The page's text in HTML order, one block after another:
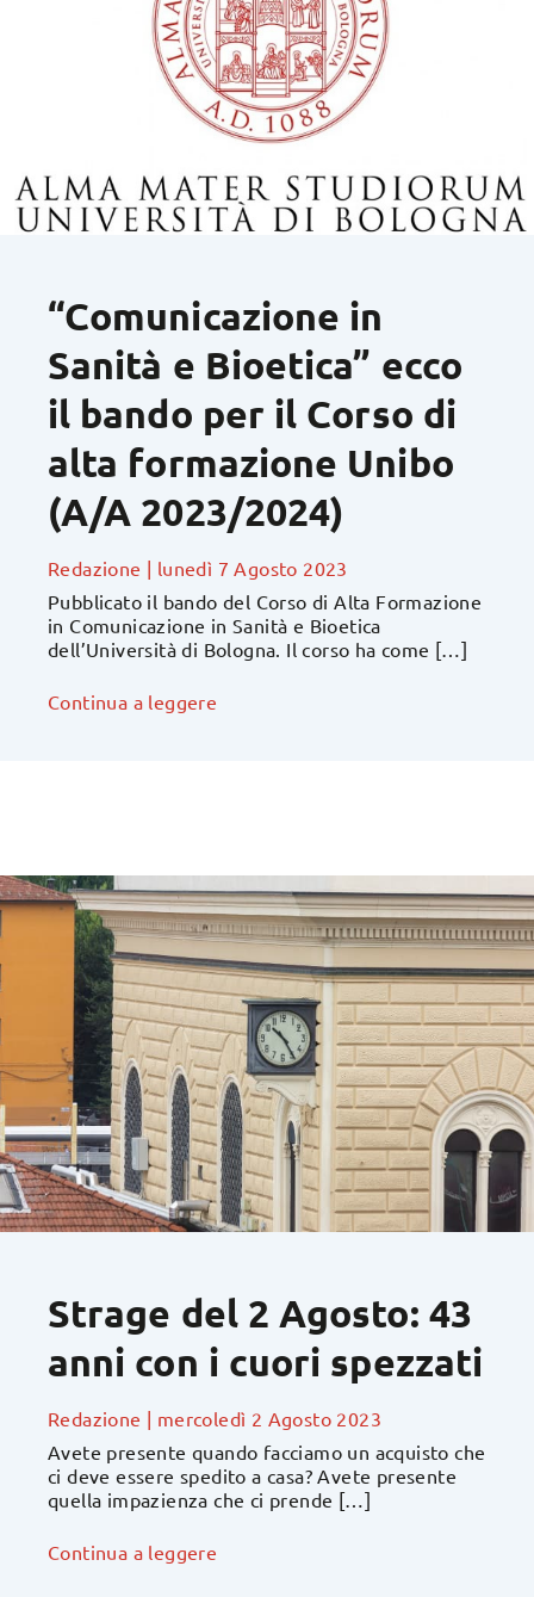
“Comunicazione in
Sanità e Bioetica” ecco
il bando per il Corso di
alta formazione Unibo
(A/A 2023/2024)
Redazione | lunedì 7 Agosto 2023
Pubblicato il bando del Corso di Alta Formazione
in Comunicazione in Sanità e Bioetica
dell’Università di Bologna. Il corso ha come […]
Continua a leggere
Strage del 2 Agosto: 43
anni con i cuori spezzati
Redazione | mercoledì 2 Agosto 2023
Avete presente quando facciamo un acquisto che
ci deve essere spedito a casa? Avete presente
quella impazienza che ci prende […]
Continua a leggere